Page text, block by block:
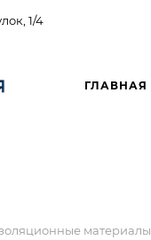
1/4
ГЛАВНАЯ
материалы